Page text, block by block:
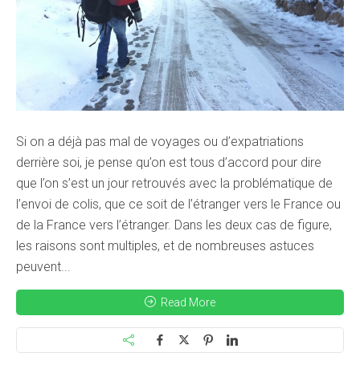
Si on a déjà pas mal de voyages ou d’expatriations
derrière soi, je pense qu’on est tous d’accord pour dire
que l’on s’est un jour retrouvés avec la problématique de
l’envoi de colis, que ce soit de l’étranger vers le France ou
de la France vers l’étranger. Dans les deux cas de figure,
les raisons sont multiples, et de nombreuses astuces
peuvent...
Read More